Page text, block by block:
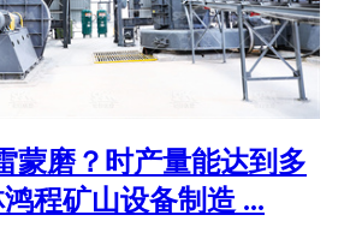
蒙磨？时产量能达到多
程矿山设备制造 ...